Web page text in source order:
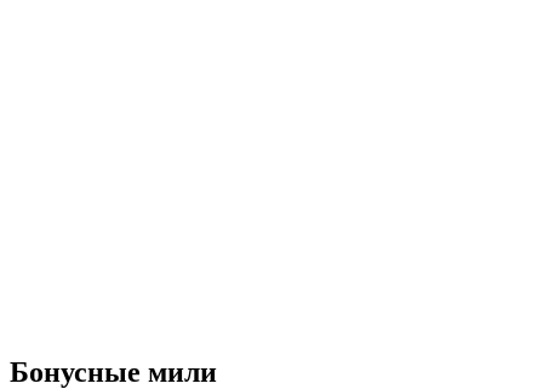
Бонусные мили